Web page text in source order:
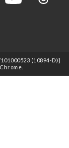
(10894-D)]